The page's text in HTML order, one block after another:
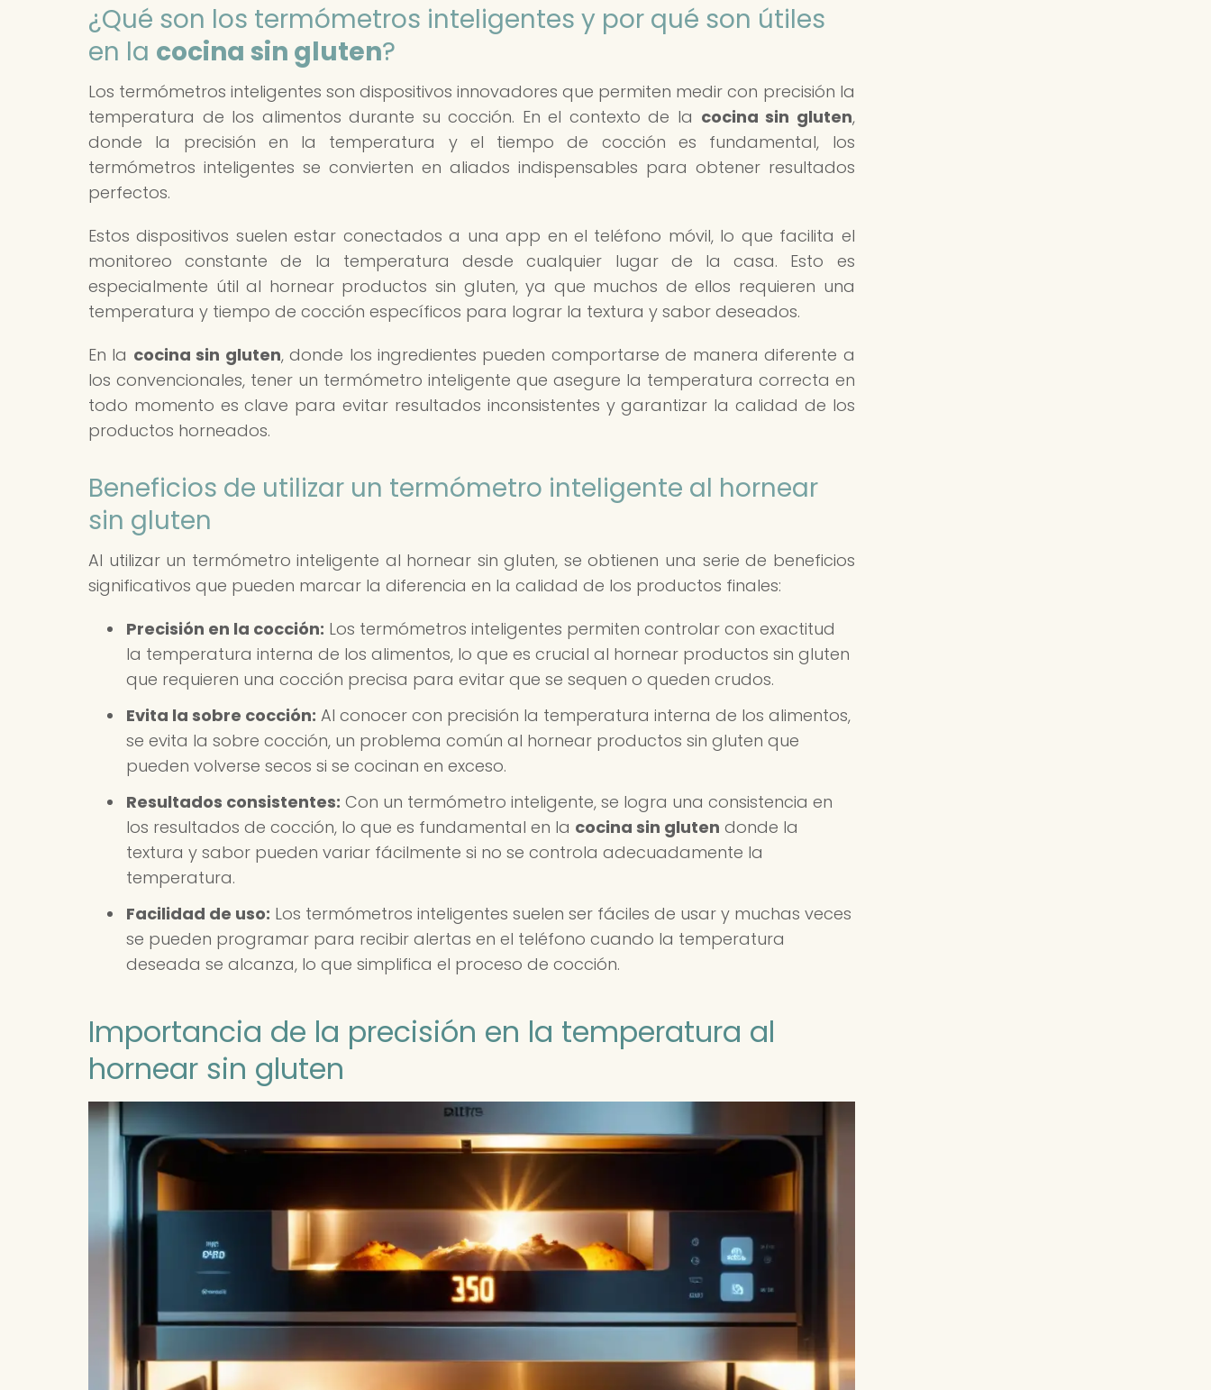
¿Qué son los termómetros inteligentes y por qué son útiles
en la cocina sin gluten?
Los termómetros inteligentes son dispositivos innovadores que permiten medir con precisión la
temperatura de los alimentos durante su cocción. En el contexto de la cocina sin gluten,
donde la precisión en la temperatura y el tiempo de cocción es fundamental, los
termómetros inteligentes se convierten en aliados indispensables para obtener resultados
perfectos.
Estos dispositivos suelen estar conectados a una app en el teléfono móvil, lo que facilita el
monitoreo constante de la temperatura desde cualquier lugar de la casa. Esto es
especialmente útil al hornear productos sin gluten, ya que muchos de ellos requieren una
temperatura y tiempo de cocción específicos para lograr la textura y sabor deseados.
En la cocina sin gluten, donde los ingredientes pueden comportarse de manera diferente a
los convencionales, tener un termómetro inteligente que asegure la temperatura correcta en
todo momento es clave para evitar resultados inconsistentes y garantizar la calidad de los
productos horneados.
Beneficios de utilizar un termómetro inteligente al hornear
sin gluten
Al utilizar un termómetro inteligente al hornear sin gluten, se obtienen una serie de beneficios
significativos que pueden marcar la diferencia en la calidad de los productos finales:
Precisión en la cocción: Los termómetros inteligentes permiten controlar con exactitud
la temperatura interna de los alimentos, lo que es crucial al hornear productos sin gluten
que requieren una cocción precisa para evitar que se sequen o queden crudos.
Evita la sobre cocción: Al conocer con precisión la temperatura interna de los alimentos,
se evita la sobre cocción, un problema común al hornear productos sin gluten que
pueden volverse secos si se cocinan en exceso.
Resultados consistentes: Con un termómetro inteligente, se logra una consistencia en
los resultados de cocción, lo que es fundamental en la cocina sin gluten donde la
textura y sabor pueden variar fácilmente si no se controla adecuadamente la
temperatura.
Facilidad de uso: Los termómetros inteligentes suelen ser fáciles de usar y muchas veces
se pueden programar para recibir alertas en el teléfono cuando la temperatura
deseada se alcanza, lo que simplifica el proceso de cocción.
Importancia de la precisión en la temperatura al
hornear sin gluten